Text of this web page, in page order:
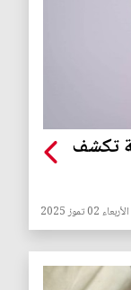
صامتة تكشف
الأربعاء 02 تموز 2025